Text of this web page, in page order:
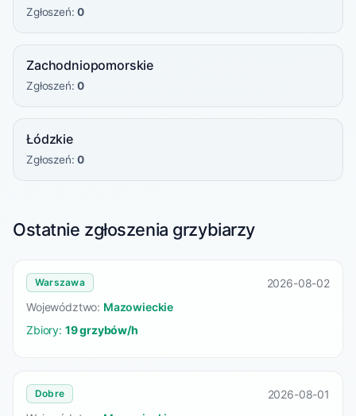
Zgłoszeń:0
Zachodniopomorskie
Zgłoszeń:0
Łódzkie
Zgłoszeń:0
Ostatnie zgłoszenia grzybiarzy
Warszawa
2026-08-02
Województwo: Mazowieckie
Zbiory: 19 grzybów/h
Dobre
2026-08-01